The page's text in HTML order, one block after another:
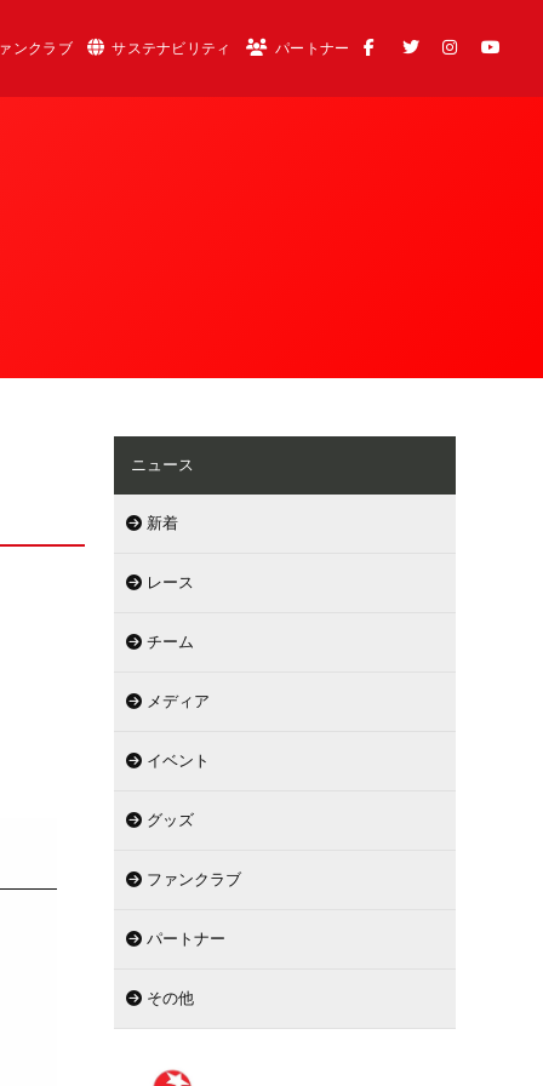
ンクラブ サステナビリティ パートナー
ニュース
新着
レース
チーム
メディア
イベント
グッズ
ファンクラブ
パートナー
その他